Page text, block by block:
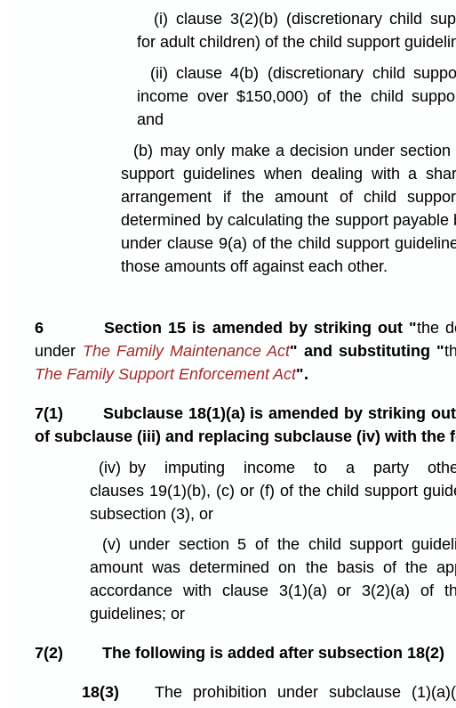
(i) clause 3(2)⁠(b) (discretionary child
for adult children) of the child support
(ii) clause 4(b) (discretionary child
income over $150,000) of the child
and
(b) may only make a decision under
support guidelines when dealing with a
arrangement if the amount of child
determined by calculating the support payable
under clause 9(a) of the child support
those amounts off against each other.
6 Section 15 is amended by striking out "the
under The Family Maintenance Act" and substituting "
The Family Support Enforcement Act".
7(1) Subclause 18(1)⁠(a) is amended by striking
of subclause (iii) and replacing subclause (iv) with the
(iv) by imputing income to a party
clauses 19(1)⁠(b), (c) or (f) of the child support
subsection (3), or
(v) under section 5 of the child support
amount was determined on the basis of the
accordance with clause 3(1)⁠(a) or 3(2)⁠(a) of
guidelines; or
7(2) The following is added after subsection 18(2)
18(3)
The prohibition under subclause